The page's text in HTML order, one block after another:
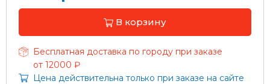
В корзину
Бесплатная доставка по городу при заказе
от 12000 ₽
Цена действительна только при заказе на сайте